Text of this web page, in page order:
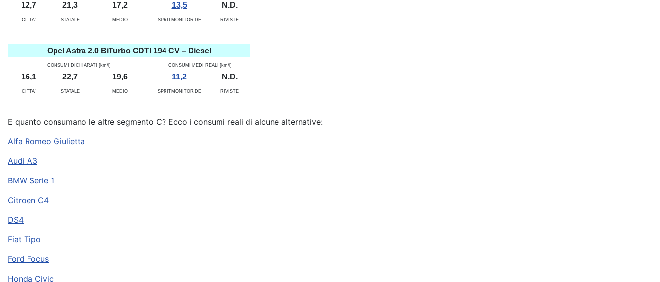
12,7 21,3 17,2 13,5 N.D.
CITTA' STATALE MEDIO SPRITMONITOR.DE RIVISTE
Opel Astra 2.0 BiTurbo CDTI 194 CV – Diesel
CONSUMI DICHIARATI [km/l] CONSUMI MEDI REALI [km/l]
16,1 22,7 19,6 11,2 N.D.
CITTA' STATALE MEDIO SPRITMONITOR.DE RIVISTE
E quanto consumano le altre segmento C? Ecco i consumi reali di alcune alternative:
Alfa Romeo Giulietta
Audi A3
BMW Serie 1
Citroen C4
DS4
Fiat Tipo
Ford Focus
Honda Civic